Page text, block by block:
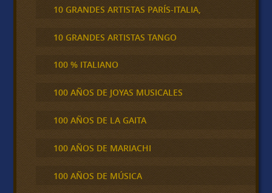
10 GRANDES ARTISTAS PARÍS-ITALIA,
10 GRANDES ARTISTAS TANGO
100 % ITALIANO
100 AÑOS DE JOYAS MUSICALES
100 AÑOS DE LA GAITA
100 AÑOS DE MARIACHI
100 AÑOS DE MÚSICA